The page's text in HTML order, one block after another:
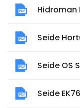
Hidroman
Seide
Seide OS
Seide